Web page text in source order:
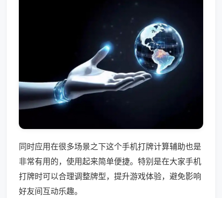
同时应用在很多场景之下这个手机打牌计算辅助也是
非常有用的，使用起来简单便捷。特别是在大家手机
打牌时可以合理调整牌型，提升游戏体验，避免影响
好友间互动乐趣。